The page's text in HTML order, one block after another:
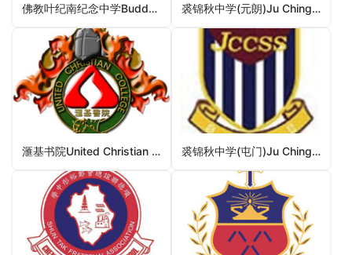
佛教叶纪南纪念中学Buddhist Yip Kei Nam Memorial College（葵青区中学） 裘锦秋中学(元朗)Ju Ching Chu Secondary School (Yuen Long)（元朗区中学）
滙基书院United Christian College（深水埗区中学） 裘锦秋中学(屯门)Ju Ching Chu Secondary School (Tuen Mun)（屯门区中学）